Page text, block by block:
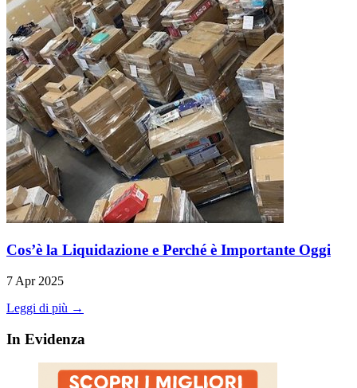
Cos’è la Liquidazione e Perché è Importante Oggi
7 Apr 2025
Leggi di più →
In Evidenza